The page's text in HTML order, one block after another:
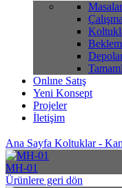
Masalar
Onlıne Satış
Yeni Konsept
Projeler
İletişim
Ana Sayfa Koltuklar -
MH-01
Ürünlere geri dön